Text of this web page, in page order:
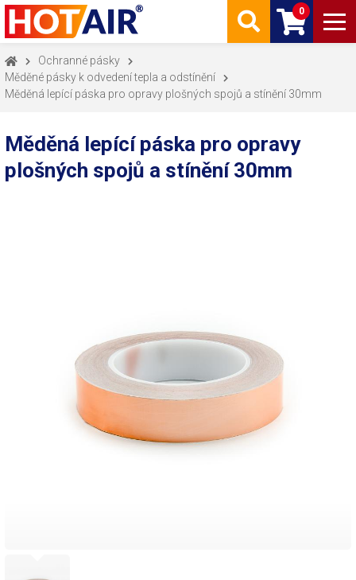
0
Ochranné pásky
Měděné pásky k odvedení tepla a odstínění
Měděná lepící páska pro opravy plošných spojů a stínění 30mm
Měděná lepící páska pro opravy
plošných spojů a stínění 30mm